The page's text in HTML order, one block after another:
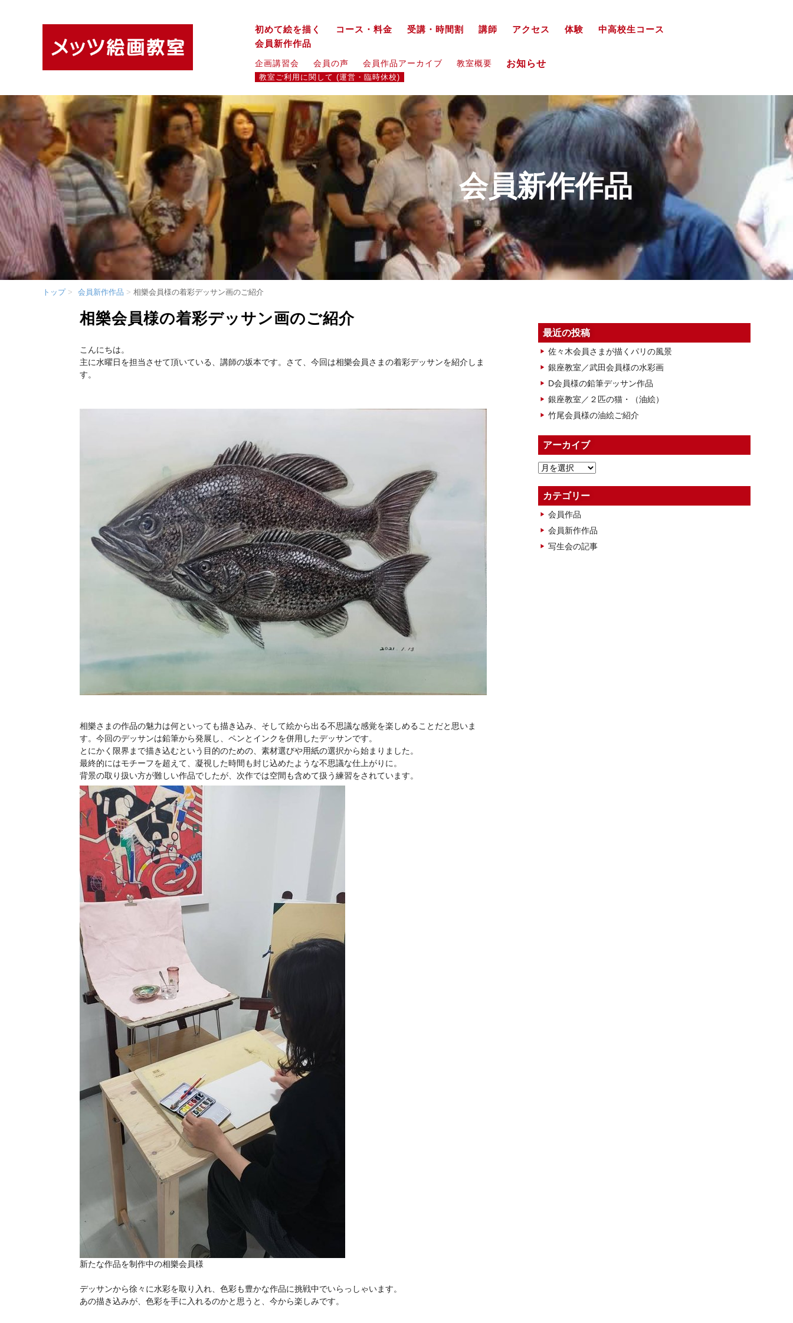
初めて絵を描く コース・料金 受講・時間割 講師 アクセス 体験
中高校生コース
会員新作作品
企画講習会 会員の声 会員作品アーカイブ 教室概要 お知らせ
教室ご利用に関して (運営・臨時休校)
会員新作作品
トップ 会員新作作品 相樂会員様の着彩デッサン画のご紹介
相樂会員様の着彩デッサン画のご紹介
こんにちは。
主に水曜日を担当させて頂いている、講師の坂本です。さて、今回は相樂会員さまの着彩デッサンを紹介しま
す。
相樂さまの作品の魅力は何といっても描き込み、そして絵から出る不思議な感覚を楽しめることだと思いま
す。今回のデッサンは鉛筆から発展し、ペンとインクを併用したデッサンです。
とにかく限界まで描き込むという目的のための、素材選びや用紙の選択から始まりました。
最終的にはモチーフを超えて、凝視した時間も封じ込めたような不思議な仕上がりに。
背景の取り扱い方が難しい作品でしたが、次作では空間も含めて扱う練習をされています。
新たな作品を制作中の相樂会員様
デッサンから徐々に水彩を取り入れ、色彩も豊かな作品に挑戦中でいらっしゃいます。
あの描き込みが、色彩を手に入れるのかと思うと、今から楽しみです。
最近の投稿
佐々木会員さまが描くパリの風景
銀座教室／武田会員様の水彩画
D会員様の鉛筆デッサン作品
銀座教室／２匹の猫・（油絵）
竹尾会員様の油絵ご紹介
アーカイブ
ア
カ
イ
ブ
カテゴリー
会員作品
会員新作作品
写生会の記事